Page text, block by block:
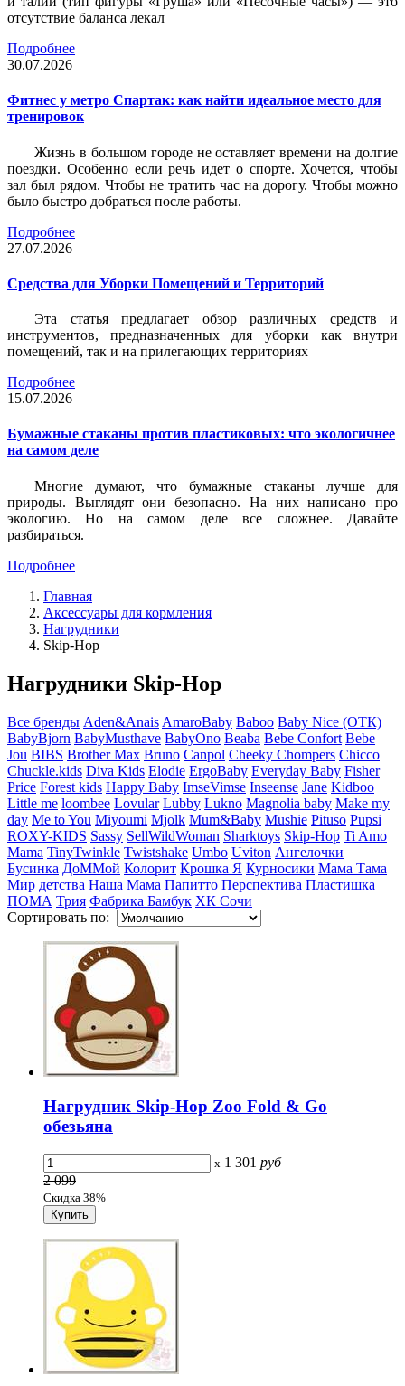
отсутствие баланса лекал
Подробнее
30.07.2026
Фитнес у метро Спартак: как найти идеальное место для
тренировок
Жизнь в большом городе не оставляет времени на долгие
поездки. Особенно если речь идет о спорте. Хочется, чтобы
зал был рядом. Чтобы не тратить час на дорогу. Чтобы можно
было быстро добраться после работы.
Подробнее
27.07.2026
Средства для Уборки Помещений и Территорий
Эта статья предлагает обзор различных средств и
инструментов, предназначенных для уборки как внутри
помещений, так и на прилегающих территориях
Подробнее
15.07.2026
Бумажные стаканы против пластиковых: что экологичнее
на самом деле
Многие думают, что бумажные стаканы лучше для
природы. Выглядят они безопасно. На них написано про
экологию. Но на самом деле все сложнее. Давайте
разбираться.
Подробнее
Главная
Аксессуары для кормления
Нагрудники
Skip-Hop
Нагрудники Skip-Hop
Все бренды Aden&Anais AmaroBaby Baboo Baby Nice (ОТК)
BabyBjorn BabyMusthave BabyOno Beaba Bebe Confort Bebe
Jou BIBS Brother Max Bruno Canpol Cheeky Chompers Chicco
Chuckle.kids Diva Kids Elodie ErgoBaby Everyday Baby Fisher
Price Forest kids Happy Baby ImseVimse Inseense Jane Kidboo
Little me loombee Lovular Lubby Lukno Magnolia baby Make my
day Me to You Miyoumi Mjolk Mum&Baby Mushie Pituso Pupsi
ROXY-KIDS Sassy SellWildWoman Sharktoys Skip-Hop Ti Amo
Mama TinyTwinkle Twistshake Umbo Uviton Ангелочки
Бусинка ДоММой Колорит Крошка Я Курносики Мама Тама
Мир детства Наша Мама Папитто Перспектива Пластишка
ПОМА Трия Фабрика Бамбук ХК Сочи
Сортировать по:
Нагрудник Skip-Hop Zoo Fold & Go
обезьяна
x 1 301 руб
2 099
Скидка 38%